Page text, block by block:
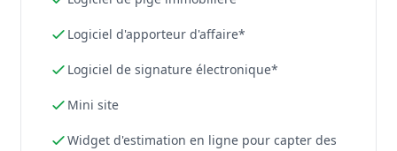
Logiciel d'apporteur d'affaire*
Logiciel de signature électronique*
Mini site
Widget d'estimation en ligne pour capter des